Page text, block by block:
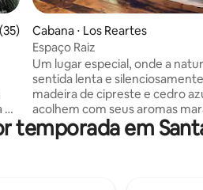
uma avaliação média de 5, 35
e
Cabana ⋅ Los Reartes
Espaço Raiz
Um lugar especial, onde a
sentida lenta e
madeira de cipreste e cedro
acolhem com seus aromas
este espaço convida você a
desfrutar de um momento de
temporada em